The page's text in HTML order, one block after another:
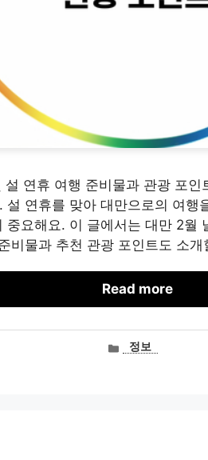
연휴 여행 준비물과 관광 포인
설 연휴를 맞아 대만으로의 여행
중요해요. 이 글에서는 대만 2월
비물과 추천 관광 포인트도 소
Read more
카정보